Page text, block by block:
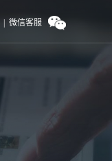
微信客服